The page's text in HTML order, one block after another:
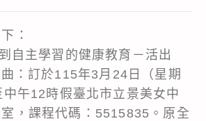
：
自主學習的健康教育－活出
：訂於115年3月24日（星期
午12時假臺北市立景美女中
，課程代碼：5515835。原全